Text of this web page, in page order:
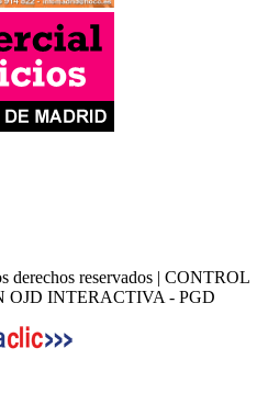
derechos reservados | CONTROL
OJD INTERACTIVA - PGD